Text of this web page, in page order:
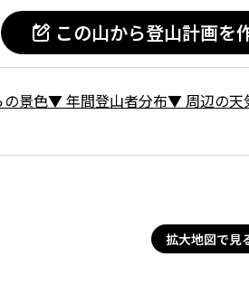
この山から登山計画を
の景色▼年間登山者分布▼ 周辺の天
拡大地図で見